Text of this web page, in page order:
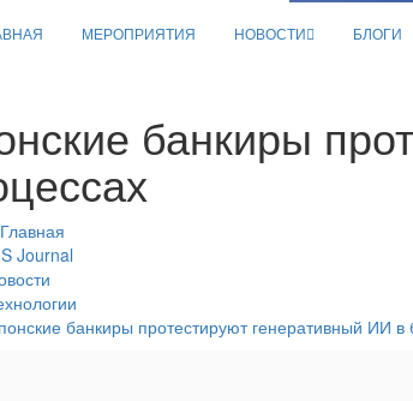
МЕРОПРИЯТИЯ НОВОСТИ БЛОГИ
банкиры
Главная
Journal
банкиры протестируют генеративный ИИ в